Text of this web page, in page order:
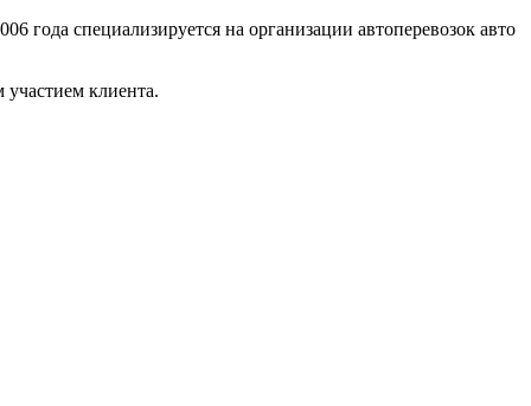
года специализируется на организации автоперевозок авто
клиента.